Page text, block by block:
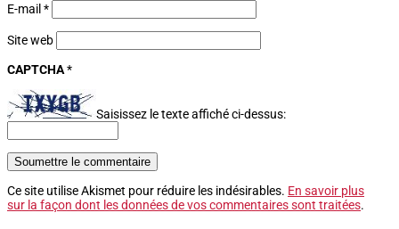
E-mail *
Site web
CAPTCHA*
Saisissez le texte affiché ci-dessus:
Soumettre le commentaire
Ce site utilise Akismet pour réduire les indésirables. En savoir plus
sur la façon dont les données de vos commentaires sont traitées.